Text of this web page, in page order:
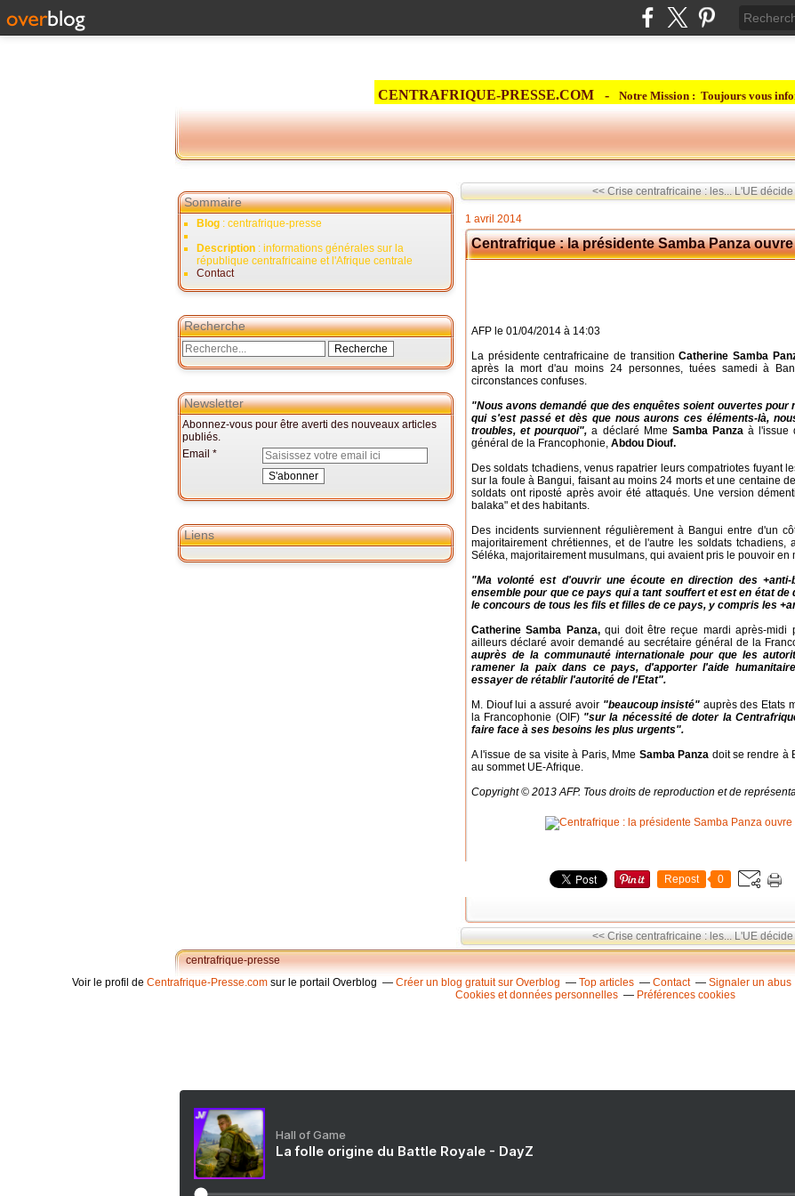
CENTRAFRIQUE-PRESSE.COM - Notre Mission : Toujours vous
Sommaire
Blog : centrafrique-presse
Description : informations générales sur la
république centrafricaine et l'Afrique centrale
Contact
Recherche
Newsletter
Abonnez-vous pour être averti des nouveaux articles
publiés.
Email
Liens
<< Crise centrafricaine : les... L'UE décide
1 avril 2014
Centrafrique : la présidente Samba Panza
AFP le 01/04/2014 à 14:03
La présidente centrafricaine de transitionCatherine Samba
après la mort d'au moins 24 personnes, tuées samedi à
circonstances confuses.
"Nous avons demandé que des enquêtes soient ouvertes
qui s'est passé et dès que nous aurons ces éléments-là,
troubles, et pourquoi", a déclaré Mme Samba Panzaà l'issue
général de la Francophonie, Abdou Diouf.
Des soldats tchadiens, venus rapatrier leurs compatriotes fuyant
sur la foule à Bangui, faisant au moins 24 morts et une centaine
soldats ont riposté après avoir été attaqués. Une version
balaka" et des habitants.
Des incidents surviennent régulièrement à Bangui entre d'un
majoritairement chrétiennes, et de l'autre les soldats tchadiens,
Séléka, majoritairement musulmans, qui avaient pris le pouvoir en
"Ma volonté est d'ouvrir une écoute en direction des
ensemble pour que ce pays qui a tant souffert et est en état
le concours de tous les fils et filles de ce pays, y compris les
Catherine Samba Panza,qui doit être reçue mardi après-midi
ailleurs déclaré avoir demandé au secrétaire général de la
auprès de la communauté internationale pour que les
ramener la paix dans ce pays, d'apporter l'aide
essayer de rétablir l'autorité de l'Etat".
M. Diouf lui a assuré avoir "beaucoup insisté" auprès des Etats
la Francophonie (OIF) "sur la nécessité de doter la
faire face à ses besoins les plus urgents".
A l'issue de sa visite à Paris, Mme Samba Panza doit se rendre à
au sommet UE-Afrique.
Copyright © 2013 AFP. Tous droits de reproduction et de
Repost 0
<< Crise centrafricaine : les... L'UE décide
centrafrique-presse
Voir le profil de Centrafrique-Presse.com sur le portail Overblog Créer un blog gratuit sur Overblog Top articles Contact Signaler un abus
Cookies et données personnelles
Préférences cookies
Hall of Game
La folle origine du Battle Royale - DayZ